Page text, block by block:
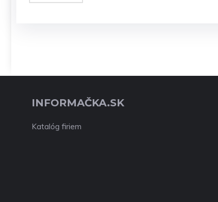
INFORMAČKA.SK
Katalóg firiem